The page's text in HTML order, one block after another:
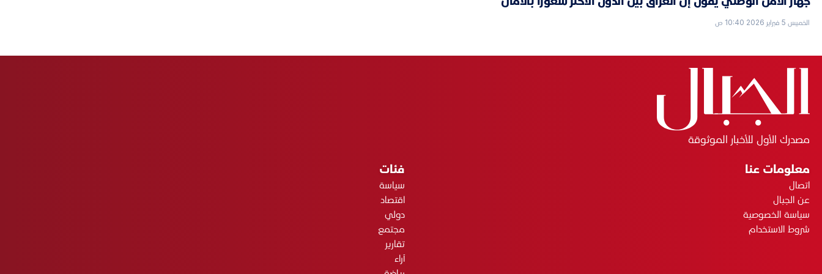
الخميس 5 فبراير 2026 10:40 ص
مصدرك الأول للأخبار الموثوقة
معلومات عنا
اتصال
عن الجبال
سياسة الخصوصية
شروط الاستخدام
فئات
سياسة
اقتصاد
دولي
مجتمع
تقارير
آراء